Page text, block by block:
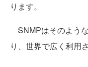
ります。
SNMPはそのよう
り、世界で広く利用